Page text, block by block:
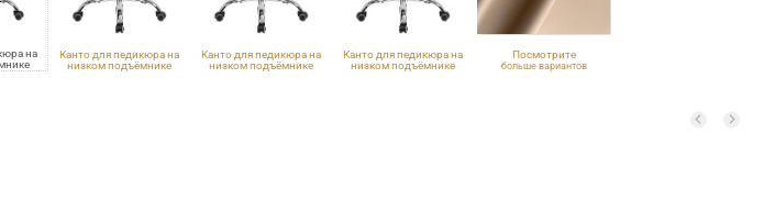
на
Канто для педикюра на
низком подъёмнике
Канто для педикюра на
низком подъёмнике
Канто для педикюра на
низком подъёмнике
Посмотрите
больше вариантов